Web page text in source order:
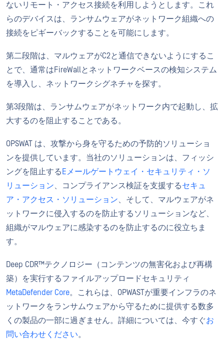
ないリモート・アクセス接続を利用しようとします。これ
らのデバイスは、ランサムウェアがネットワーク組織への
接続をピギーバックすることを可能にします。
第二段階は、マルウェアがC2と通信できないようにするこ
とで、通常はFireWallとネットワークベースの検知システム
を導入し、ネットワークシグネチャを探す。
第3段階は、ランサムウェアがネットワーク内で起動し、拡
大するのを阻止することである。
OPSWAT は、攻撃から身を守るための予防的ソリューショ
ンを提供しています。当社のソリューションは、フィッシ
ングを阻止する Eメールゲートウェイ・セキュリティ・ソ
リューション、コンプライアンス検証を支援するセキュ
ア・アクセス・ソリューション、そして、マルウェアがネ
ットワークに侵入するのを防止するソリューションなど、
組織がマルウェアに感染するのを防止するのに役立ちま
す。
Deep CDR™テクノロジー（コンテンツの無害化および再構
築）を実行するファイルアップロードセキュリティ
MetaDefender Core。これらは、OPWASTが重要インフラのネ
ットワークをランサムウェアから守るために提供する数多
くの製品の一部に過ぎません。詳細については、今すぐお
問い合わせください。